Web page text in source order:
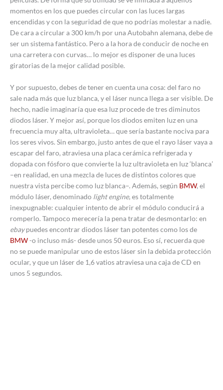
momentos en los que puedes circular con las luces largas
encendidas y con la seguridad de que no podrías molestar a nadie.
De cara a circular a 300 km/h por una Autobahn alemana, debe de
ser un sistema fantástico. Pero a la hora de conducir de noche en
una carretera con curvas… lo mejor es disponer de una luces
giratorias de la mejor calidad posible.
Y por supuesto, debes de tener en cuenta una cosa: del faro no
sale nada más que luz blanca, y el láser nunca llega a ser visible. De
hecho, nadie imaginaría que esa luz procede de tres diminutos
diodos láser. Y mejor así, porque los diodos emiten luz en una
frecuencia muy alta, ultravioleta… que sería bastante nociva para
los seres vivos. Sin embargo, justo antes de que el rayo láser vaya a
escapar del faro, atraviesa una placa cerámica refrigerada y
dopada con fósforo que convierte la luz ultravioleta en luz ‘blanca’
–en realidad, en una mezcla de luces de distintos colores que
nuestra vista percibe como luz blanca–. Además, según BMW, el
módulo láser, denominado light engine, es totalmente
inexpugnable: cualquier intento de abrir el módulo conducirá a
romperlo. Tampoco merecería la pena tratar de desmontarlo: en
ebaypuedes encontrar diodos láser tan potentes como los de
BMW-o incluso más- desde unos 50 euros. Eso sí, recuerda que
no se puede manipular uno de estos láser sin la debida protección
ocular, y que un láser de 1,6 vatios atraviesa una caja de CD en
unos 5 segundos.